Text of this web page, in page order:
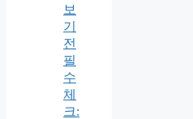
보
기
전
필
수
체
크: